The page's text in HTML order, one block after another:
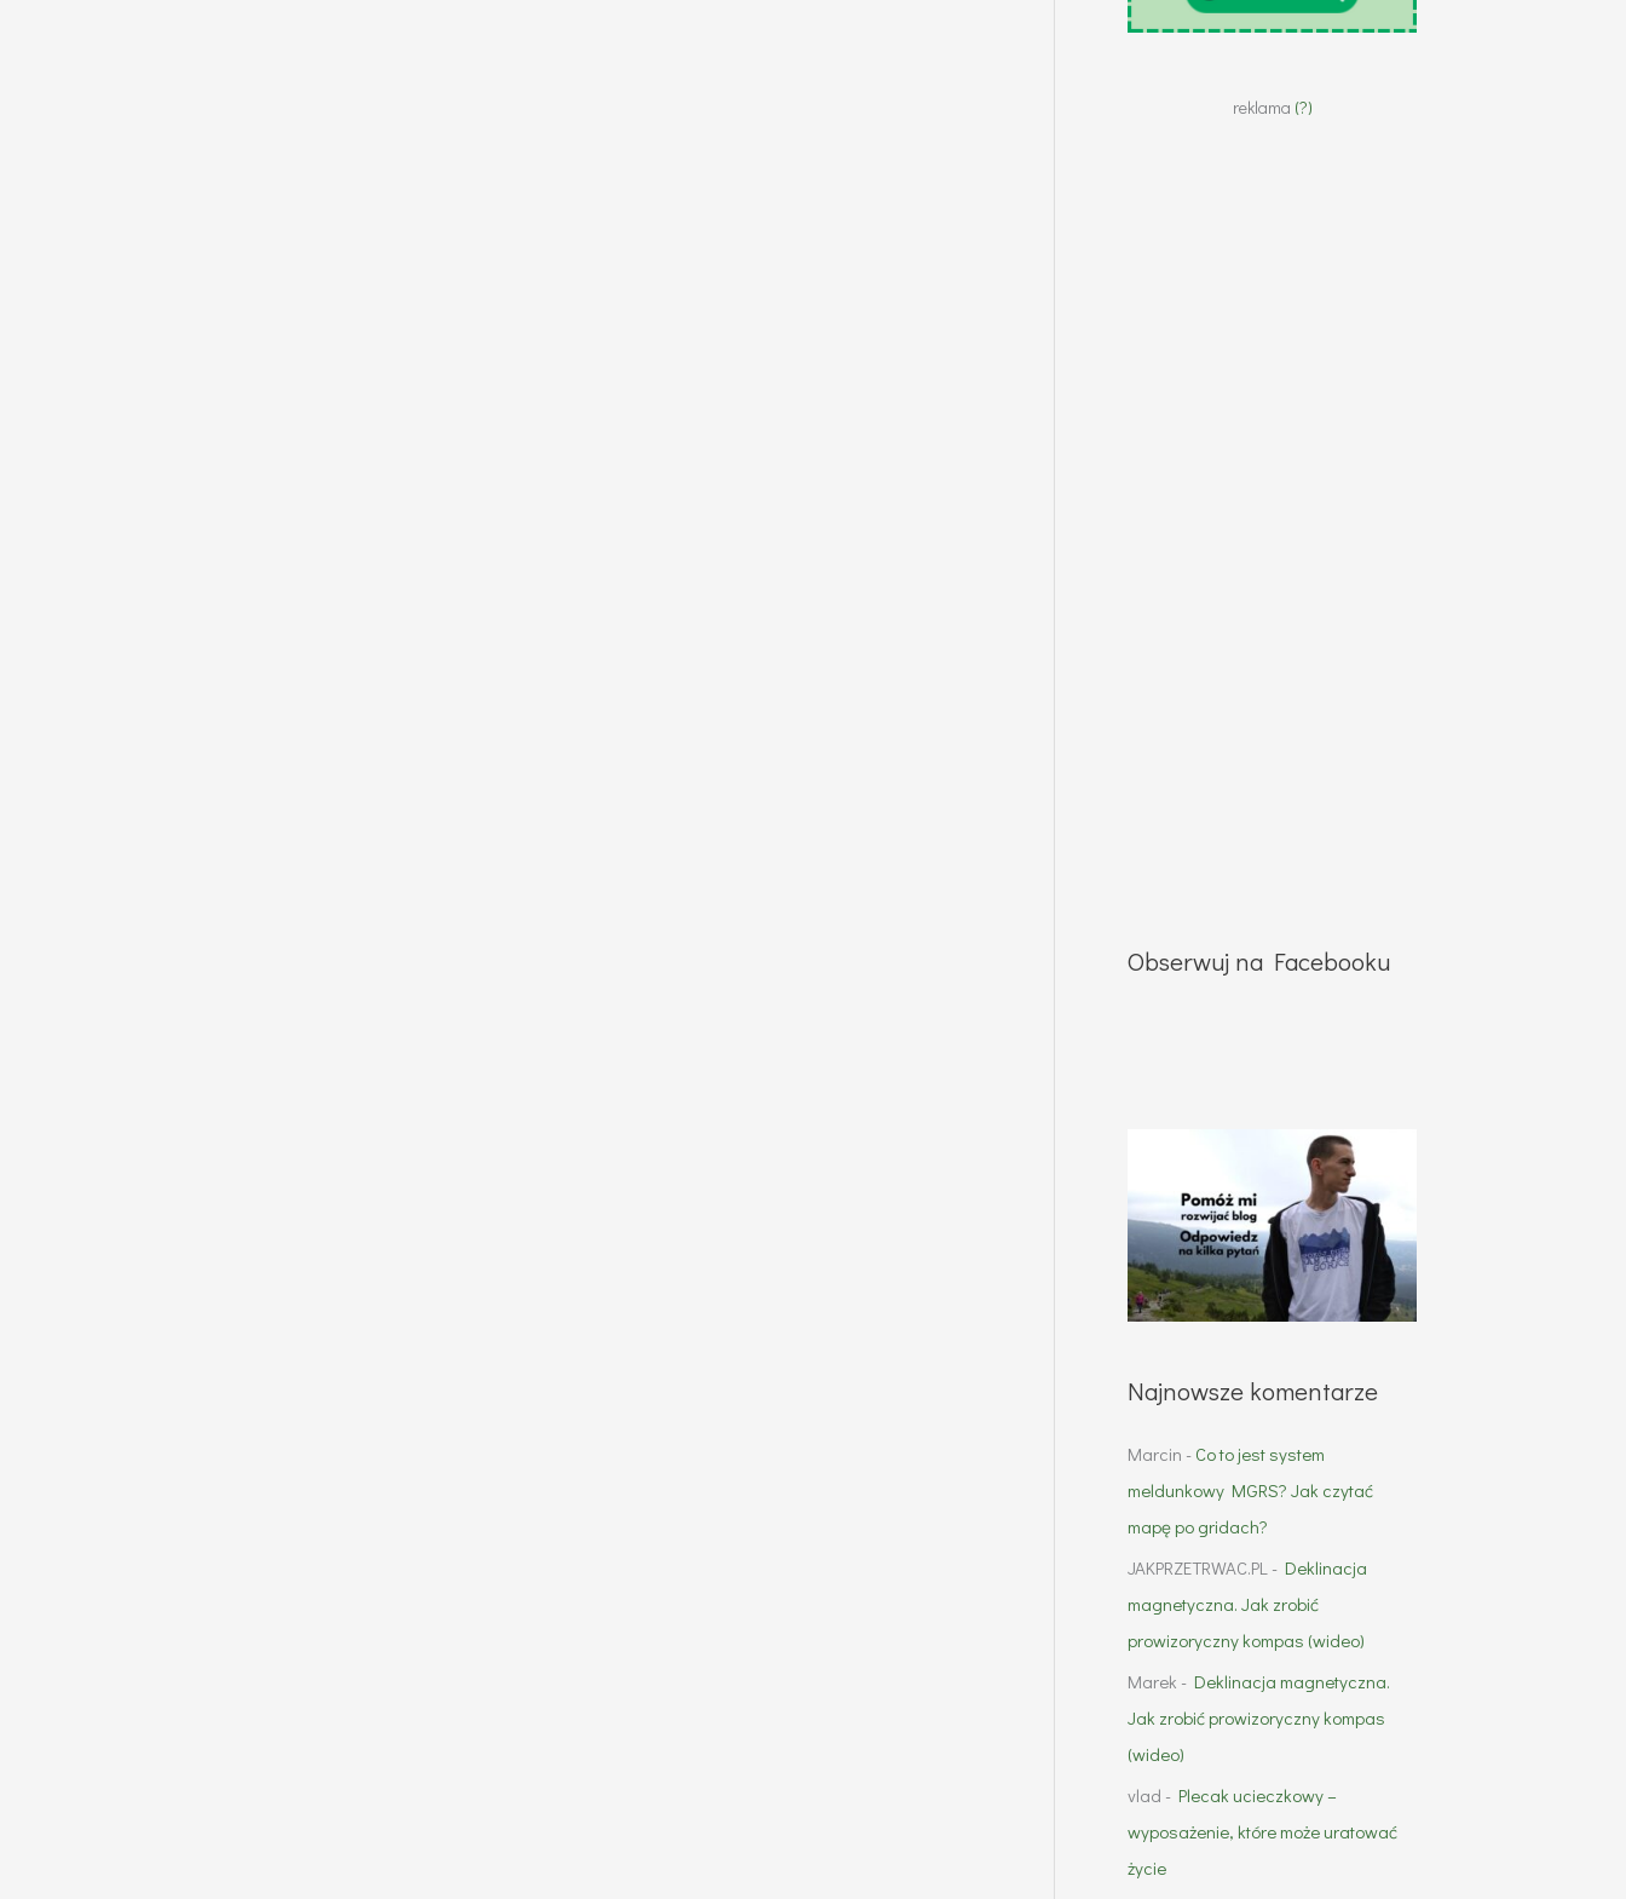
reklama (?)
Obserwuj na Facebooku
Najnowsze komentarze
Marcin - Co to jest system
meldunkowy MGRS? Jak czytać
mapę po gridach?
JAKPRZETRWAC.PL - Deklinacja
magnetyczna. Jak zrobić
prowizoryczny kompas (wideo)
Marek - Deklinacja magnetyczna.
Jak zrobić prowizoryczny kompas
(wideo)
vlad - Plecak ucieczkowy –
wyposażenie, które może uratować
życie